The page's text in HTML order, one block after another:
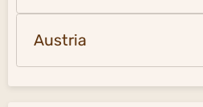
Austria